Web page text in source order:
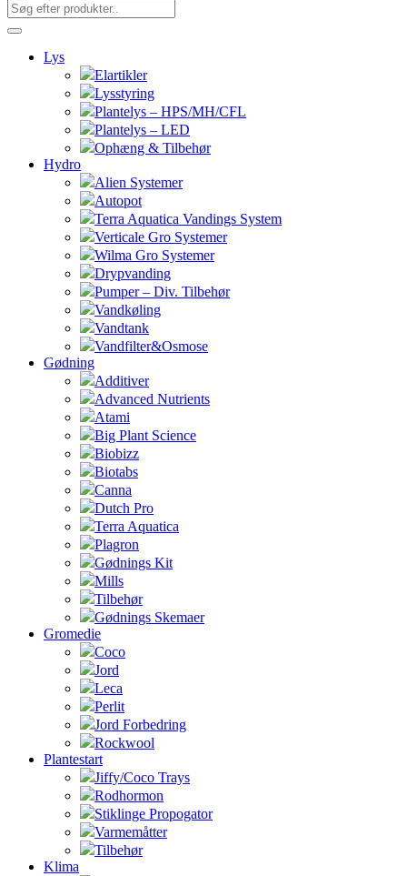
Lys
Elartikler
Lysstyring
Plantelys – HPS/MH/CFL
Plantelys – LED
Ophæng & Tilbehør
Hydro
Alien Systemer
Autopot
Terra Aquatica Vandings System
Verticale Gro Systemer
Wilma Gro Systemer
Drypvanding
Pumper – Div. Tilbehør
Vandkøling
Vandtank
Vandfilter&Osmose
Gødning
Additiver
Advanced Nutrients
Atami
Big Plant Science
Biobizz
Biotabs
Canna
Dutch Pro
Terra Aquatica
Plagron
Gødnings Kit
Mills
Tilbehør
Gødnings Skemaer
Gromedie
Coco
Jord
Leca
Perlit
Jord Forbedring
Rockwool
Plantestart
Jiffy/Coco Trays
Rodhormon
Stiklinge Propogator
Varmemåtter
Tilbehør
Klima